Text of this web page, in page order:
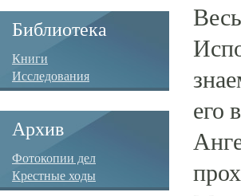
Библиотека
Книги
Исследования
Архив
Фотокопии дел
Крестные ходы
его